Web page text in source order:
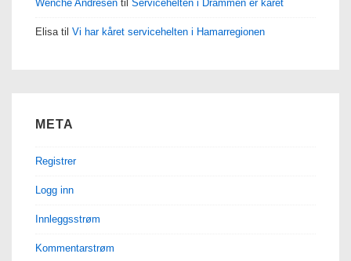
Wenche Andresen til Servicehelten i Drammen er kåret
Elisa til Vi har kåret servicehelten i Hamarregionen
META
Registrer
Logg inn
Innleggsstrøm
Kommentarstrøm